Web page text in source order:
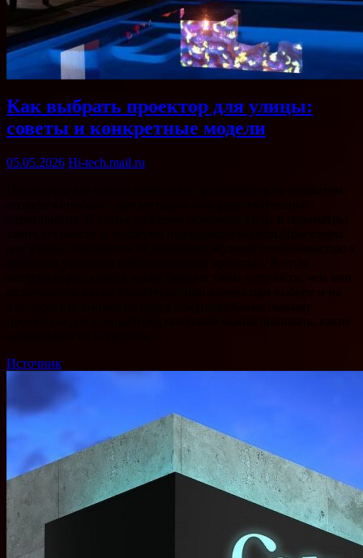
Как выбрать проектор для улицы:
советы и конкретные модели
05.05.2026 Hi-tech.mail.ru
Источник